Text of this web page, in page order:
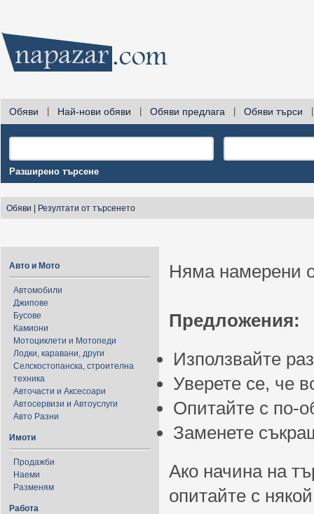
Обяви Най-нови обяви Обяви предлага Обяви търси
Разширено търсене
Обяви Резултати от търсенето
Авто и Мото
Автомобили
Джипове
Бусове
Камиони
Мотоциклети и Мотопеди
Лодки, каравани, други
Селскостопанска, строителна
техника
Авточасти и Аксесоари
Автосервизи и Автоуслуги
Авто Разни
Имоти
Продажби
Наеми
Разменям
Работа
Няма намерени
Предложения:
Използвайте
Уверете се, че
Опитайте с по-
Заменете
Ако начина на
опитайте с